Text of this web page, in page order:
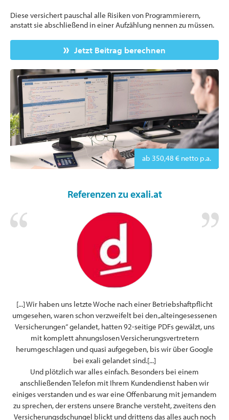
Diese versichert pauschal alle Risiken von Programmierern,
anstatt sie abschließend in einer Aufzählung nennen zu müssen.
Jetzt Beitrag berechnen
ab 350,48 € netto p.a.
Referenzen zu exali.at
[...] Wir haben uns letzte Woche nach einer Betriebshaftpflicht
umgesehen, waren schon verzweifelt bei den „alteingesessenen
Versicherungen“ gelandet, hatten 92-seitige PDFs gewälzt, uns
mit komplett ahnungslosen Versicherungsvertretern
herumgeschlagen und quasi aufgegeben, bis wir über Google
bei exali gelandet sind.[...]
Und plötzlich war alles einfach. Besonders bei einem
anschließenden Telefon mit Ihrem Kundendienst haben wir
einiges verstanden und es war eine Offenbarung mit jemandem
zu sprechen, der erstens unsere Branche versteht, zweitens den
Versicherungsdschungel blickt und drittens das alles auch noch